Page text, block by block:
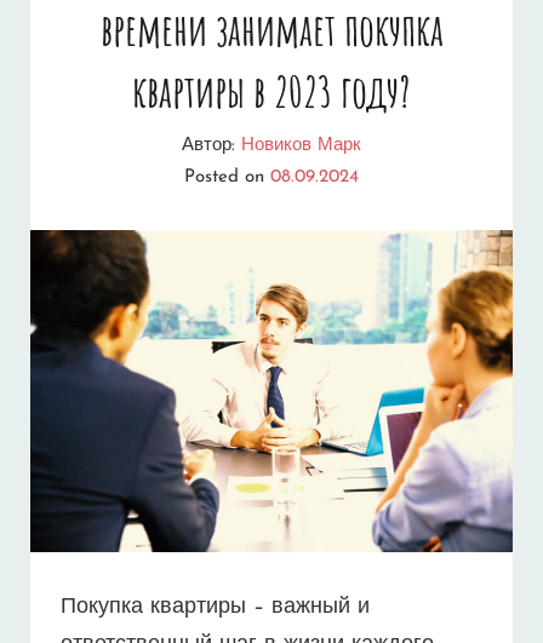
–
РУКОВОДСТВО
ДЛЯ
времени занимает покупка
квартиры в 2023 году?
Автор: Новиков Марк
Posted on 08.09.2024
Покупка квартиры – важный и